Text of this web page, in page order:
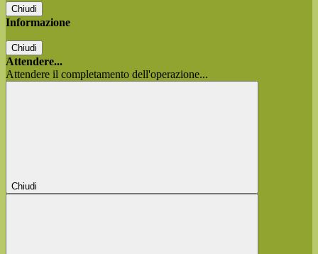
Chiudi
Informazione
Chiudi
Attendere...
Attendere il completamento dell'operazione...
Chiudi